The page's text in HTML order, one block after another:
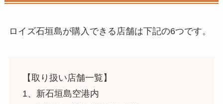
ロイズ石垣島が購入できる店舗は下記の6つです。
【取り扱い店舗一覧】
1、新石垣島空港内